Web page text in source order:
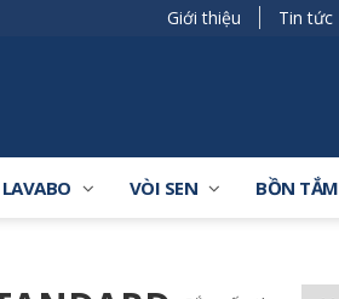
Giới thiệu Tin tức
VÒI SEN BỒN TẮM